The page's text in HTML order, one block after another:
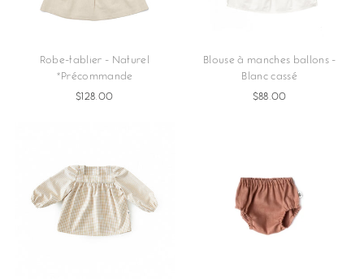
Robe-tablier - Naturel
*Précommande
$128.00
Blouse à manches ballons -
Blanc cassé
$88.00